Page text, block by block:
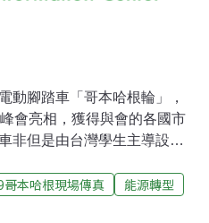
動腳踏車「哥本哈根輪」，
會亮相，獲得與會的各國市
非但是由台灣學生主導設
產，將有助於哥本哈根市達
標。這款電動腳踏車之所以
哥本哈根現場傳真
能源轉型